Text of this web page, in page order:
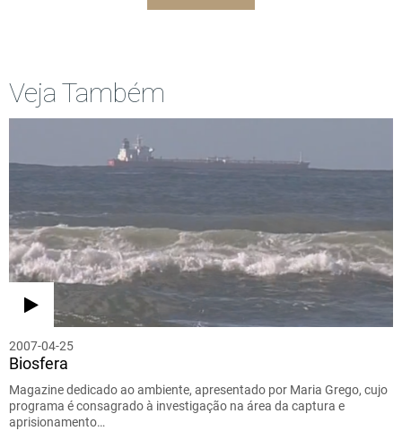
Veja Também
2007-04-25
Biosfera
Magazine dedicado ao ambiente, apresentado por Maria Grego, cujo
programa é consagrado à investigação na área da captura e
aprisionamento…